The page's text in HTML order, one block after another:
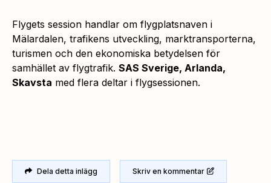
Flygets session handlar om flygplatsnaven i
Mälardalen, trafikens utveckling, marktransporterna,
turismen och den ekonomiska betydelsen för
samhället av flygtrafik. SAS Sverige, Arlanda,
Skavsta med flera deltar i flygsessionen.
Dela detta inlägg Skriv en kommentar